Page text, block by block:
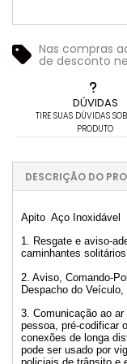
DÚVIDAS
TIRE SUAS DÚVIDAS
PRODUTO
Nas compras
de desconto
DESCRIÇÃO DO
Apito Aço Inoxidável
1. Resgate e aviso-
caminhantes
2. Aviso, Comando-
Despacho do Veículo,
3. Comunicação ao
pessoa, pré-codificar
conexões de longa
pode ser usado por